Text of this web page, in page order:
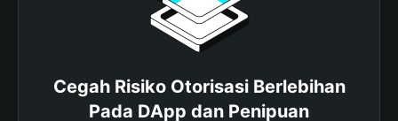
Cegah Risiko Otorisasi Berlebihan
Pada DApp dan Penipuan